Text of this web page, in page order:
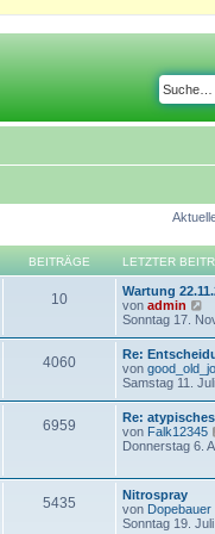
BEITRÄGE LETZTER
10
Wartung
von admin
e
e
s
t
e
r
B
e
r
g
Sonntag 17.
4060
Re:
von
Samstag 11.
6959
Re:
von Falk12345
Donnerstag 6.
5435
Nitrospray
von Dopebauer
Sonntag 19.